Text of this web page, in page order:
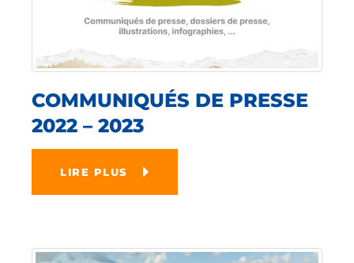
COMMUNIQUÉS DE PRESSE
2022 – 2023
LIRE PLUS